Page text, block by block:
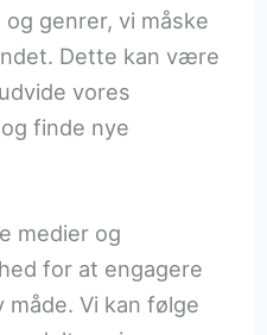
genrer, vi måske
Dette kan være
vores
finde nye
medier og
for at engagere
måde. Vi kan følge